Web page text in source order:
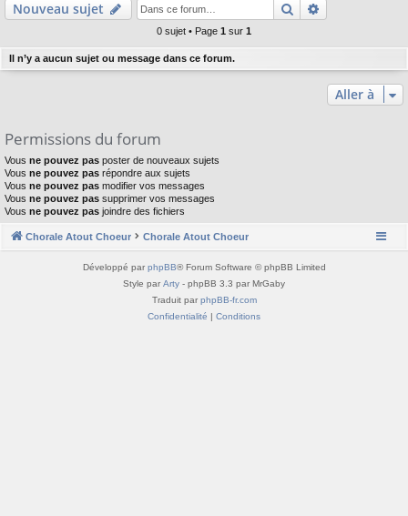
Nouveau sujet Rechercher
0 sujet • Page 1 sur 1
Il n’y a aucun sujet ou message dans ce forum.
Aller à
Permissions du forum
Vous ne pouvez pas poster de nouveaux sujets
Vous ne pouvez pas répondre aux sujets
Vous ne pouvez pas modifier vos messages
Vous ne pouvez pas supprimer vos messages
Vous ne pouvez pas joindre des fichiers
Chorale Atout Choeur Chorale Atout Choeur
Développé par phpBB® Forum Software © phpBB Limited
Style par Arty - phpBB 3.3 par MrGaby
Traduit par phpBB-fr.com
Confidentialité | Conditions